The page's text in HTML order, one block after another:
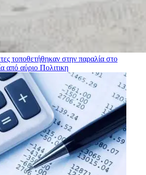
τοποθετήθηκαν στην παραλία στο
από αύριο Πολιτικη